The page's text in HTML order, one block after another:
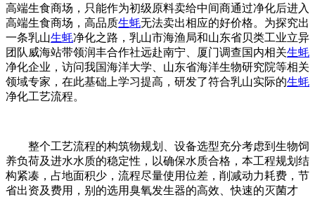
高端生食商场，只能作为初级原料卖给中间商通过净化后进入
高端生食商场，高品质生蚝无法卖出相应的好价格。为探究出
一条乳山生蚝净化之路，乳山市海渔局和山东省贝类工业立异
团队威海站带领润丰合作社远赴南宁、厦门调查国内相关生蚝
净化企业，访问我国海洋大学、山东省海洋生物研究院等相关
领域专家，在此基础上学习提高，研发了符合乳山实际的生蚝
净化工艺流程。
整个工艺流程的构筑物规划、设备选型充分考虑到生物饲
养负荷及进水水质的稳定性，以确保水质合格，本工程规划结
构紧凑，占地面积少，流程尽量使用位差，削减动力耗费，节
省出资及费用，别的选用臭氧发生器的高效、快速的灭菌才